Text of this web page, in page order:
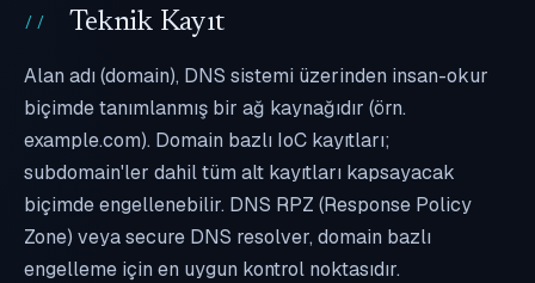
Teknik Kayıt
Alan adı (domain), DNS sistemi üzerinden insan-okur
biçimde tanımlanmış bir ağ kaynağıdır (örn.
example.com). Domain bazlı IoC kayıtları;
subdomain'ler dahil tüm alt kayıtları kapsayacak
biçimde engellenebilir. DNS RPZ (Response Policy
Zone) veya secure DNS resolver, domain bazlı
engelleme için en uygun kontrol noktasıdır.